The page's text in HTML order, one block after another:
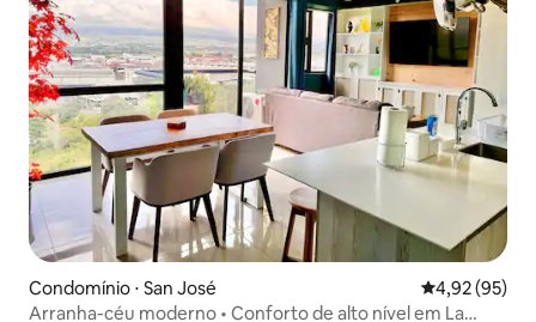
Condomínio ⋅ San José 4,92 de uma
4,92 (95)
Arranha-céu moderno • Conforto de alto nível em La